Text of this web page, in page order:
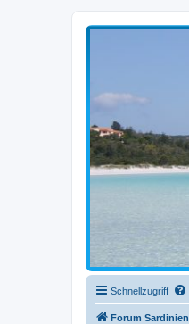
Schnellzugriff
Forum Sardinien